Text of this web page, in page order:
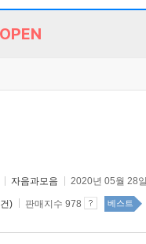
OPEN
자음과모음 2020년 05월 28일
건) 판매지수 978 베스트